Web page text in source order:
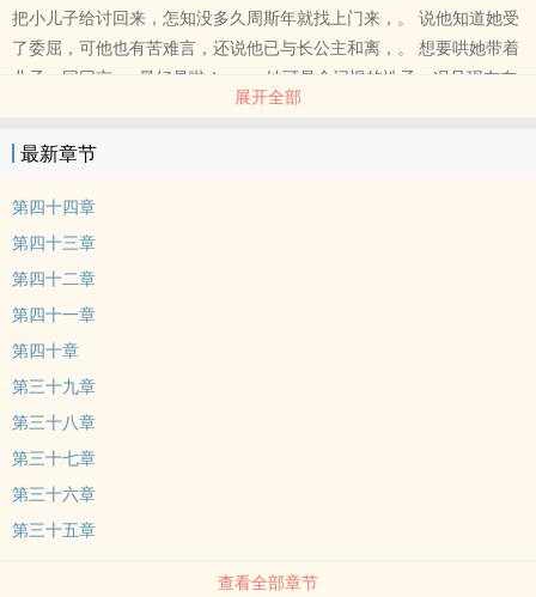
把小儿子给讨回来，怎知没多久周斯年就找上门来，。 说他知道她受
了委屈，可他也有苦难言，还说他已与长公主和离，。 想要哄她带着
儿子一同回京……最好是啦！。 。 她可是个记恨的性子，况且现在在
她的地盘上，她不想再装乖了，。 再说了，要是他家人再逼他娶个正
为查案受伤，她就心急心疼；。 。 她因为一桩肮脏事被人掳走，见他
气得差点把天地给掀了，她就心软了，。 就在她对这相爱相杀的感情
又搞出「第三条人命」了？。 。 ---------------------------------------。
《娇妾福孕多 卷三》作者：斯年。。
展开全部
最新章节
第四十四章
第四十三章
第四十二章
第四十一章
第四十章
第三十九章
第三十八章
第三十七章
第三十六章
第三十五章
查看全部章节